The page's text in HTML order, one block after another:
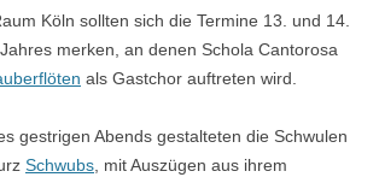
Köln sollten sich die Termine 13. und 14.
merken, an denen Schola Cantorosa
als Gastchor auftreten wird.
gestrigen Abends gestalteten die Schwulen
Schwubs , mit Auszügen aus ihrem